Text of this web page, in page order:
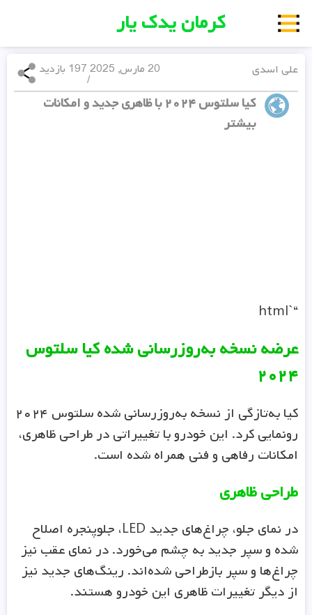
کرمان یدک یار
علی اسدی 197 بازدید
/
20 مارس, 2025
کیا سلتوس ۲۰۲۴ با ظاهری جدید و امکانات
بیشتر
“`html
عرضه نسخه به‌روزرسانی شده کیا سلتوس
۲۰۲۴
کیا به‌تازگی از نسخه به‌روزرسانی شده سلتوس ۲۰۲۴
رونمایی کرد. این خودرو با تغییراتی در طراحی ظاهری،
امکانات رفاهی و فنی همراه شده است.
طراحی ظاهری
در نمای جلو، چراغ‌های جدید LED، جلوپنجره اصلاح
شده و سپر جدید به چشم می‌خورد. در نمای عقب نیز
چراغ‌ها و سپر بازطراحی شده‌اند. رینگ‌های جدید نیز
از دیگر تغییرات ظاهری این خودرو هستند.